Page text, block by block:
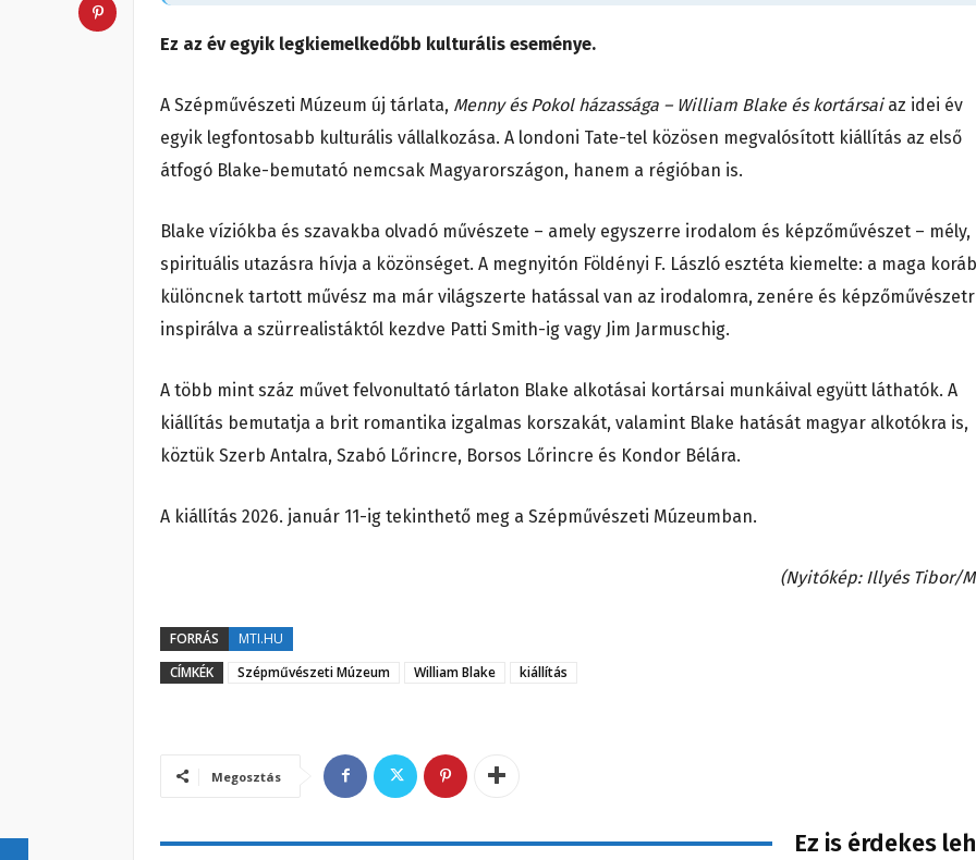
Ez az év egyik legkiemelkedőbb kulturális eseménye.
A Szépművészeti Múzeum új tárlata, Menny és Pokol házassága – William Blake és kortársaiaz idei év
egyik legfontosabb kulturális vállalkozása. A londoni Tate-tel közösen megvalósított kiállítás az első
átfogó Blake-bemutató nemcsak Magyarországon, hanem a régióban is.
Blake víziókba és szavakba olvadó művészete – amely egyszerre irodalom és képzőművészet – mély,
spirituális utazásra hívja a közönséget. A megnyitón Földényi F. László esztéta kiemelte: a maga
különcnek tartott művész ma már világszerte hatással van az irodalomra, zenére és
inspirálva a szürrealistáktól kezdve Patti Smith-ig vagy Jim Jarmuschig.
A több mint száz művet felvonultató tárlaton Blake alkotásai kortársai munkáival együtt láthatók. A
kiállítás bemutatja a brit romantika izgalmas korszakát, valamint Blake hatását magyar alkotókra is,
köztük Szerb Antalra, Szabó Lőrincre, Borsos Lőrincre és Kondor Bélára.
A kiállítás 2026. január 11-ig tekinthető meg a Szépművészeti Múzeumban.
(Nyitókép: Illyés Tibor/
FORRÁS
MTI.HU
CÍMKÉK
Szépművészeti Múzeum William Blake kiállítás
Megosztás
Ez is érdekes